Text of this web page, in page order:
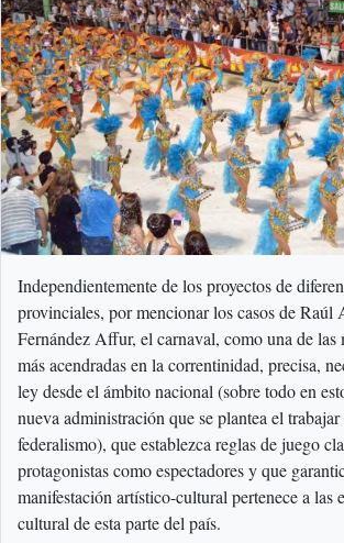
Independientemente de los proyectos de
provinciales, por mencionar los casos de Raúl
Fernández Affur, el carnaval, como una de las
más acendradas en la correntinidad, precisa,
ley desde el ámbito nacional (sobre todo en
nueva administración que se plantea el trabajar
federalismo), que establezca reglas de juego
protagonistas como espectadores y que
manifestación artístico-cultural pertenece a las
cultural de esta parte del país.